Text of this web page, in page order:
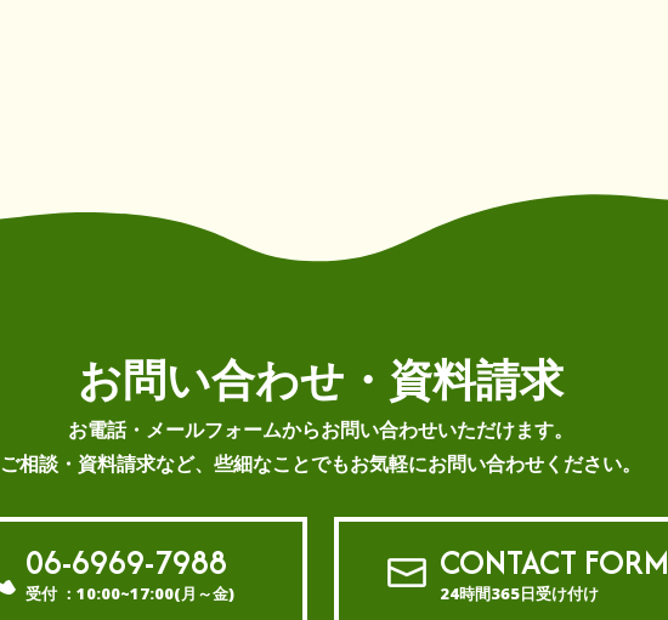
お問い合わせ・資料請求
お電話・メールフォームからお問い合わせいただけます。
ご相談・資料請求など、些細なことでもお気軽にお問い合わせください。
06-6969-7988
受付 ：10:00~17:00(月～金)
CONTACT FORM
24時間365日受け付け